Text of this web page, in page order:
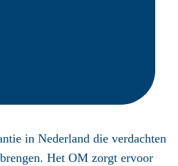
in Nederland die verdachten
Het OM zorgt ervoor